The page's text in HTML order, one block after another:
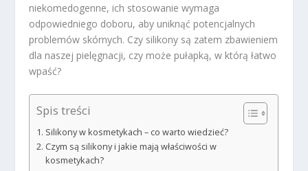
niekomedogenne, ich stosowanie wymaga
odpowiedniego doboru, aby uniknąć potencjalnych
problemów skórnych. Czy silikony są zatem zbawieniem
dla naszej pielęgnacji, czy może pułapką, w którą łatwo
wpaść?
Spis treści
Silikony w kosmetykach – co warto wiedzieć?
Czym są silikony i jakie mają właściwości w
kosmetykach?